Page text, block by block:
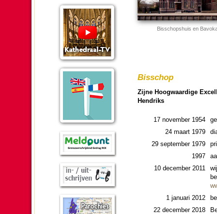
Bis­schops­huis en
Bis­schop
Zijne Hoog­waar­dige
Hendriks
17 no­vem­ber 1954
24 maart 1979
29 sep­tem­ber 1979
1997
10 de­cem­ber 2011
1 januari 2012
22 de­cem­ber 2018